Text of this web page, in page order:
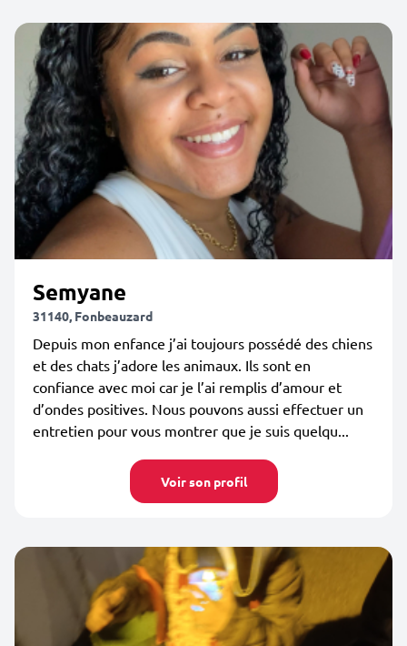
Semyane
31140, Fonbeauzard
Depuis mon enfance j’ai toujours possédé des chiens
et des chats j’adore les animaux. Ils sont en
confiance avec moi car je l’ai remplis d’amour et
d’ondes positives. Nous pouvons aussi effectuer un
entretien pour vous montrer que je suis quelqu...
Voir son profil